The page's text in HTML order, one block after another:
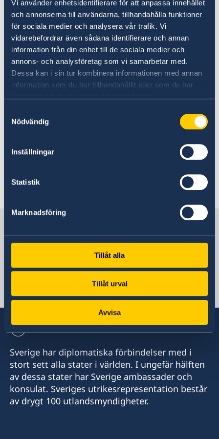
Vi använder enhetsidentifierare för att anpassa innehållet
och annonserna till användarna, tillhandahålla funktioner
för sociala medier och analysera vår trafik. Vi
vidarebefordrar även sådana identifierare och annan
information från din enhet till de sociala medier och
annons- och analysföretag som vi samarbetar med.
Dessa kan i sin tur kombinera informationen med annan
information som du har tillhandahållit eller som de har
Nödvändig
Inställningar
Statistik
Marknadsföring
Tillåt alla
Tillåt urval
Avvisa
För personer med flyktingstatus i Sverige finns
även andra förutsättningar att vara medveten
om vid utlandsresor. På Migrationsverkets
hemsida finns information om vad som gäller
för personer med flyktingstatus.
I sammanhanget är det viktigt att känna till att
i länder där Sverige saknar en fysisk ambassad,
konsulärt mer begränsade än på platser med
Senast uppdaterad 01 juni 2026, 15.42
Sveriges ambassad
Sverige har diplomatiska förbindelser med i
stort sett alla stater i världen. I ungefär hälften
av dessa stater har Sverige ambassader och
konsulat. Sveriges utrikesrepresentation består
av drygt 100 utlandsmyndigheter.